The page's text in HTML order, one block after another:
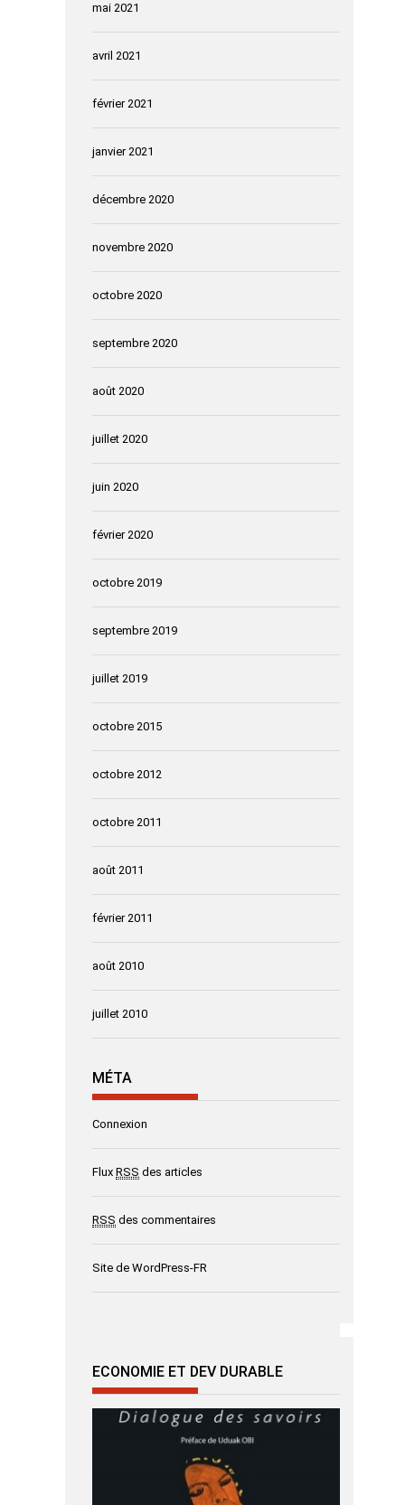
mai 2021
avril 2021
février 2021
janvier 2021
décembre 2020
novembre 2020
octobre 2020
septembre 2020
août 2020
juillet 2020
juin 2020
février 2020
octobre 2019
septembre 2019
juillet 2019
octobre 2015
octobre 2012
octobre 2011
août 2011
février 2011
août 2010
juillet 2010
MÉTA
Connexion
Flux RSS des articles
RSS des commentaires
Site de WordPress-FR
ECONOMIE ET DEV DURABLE